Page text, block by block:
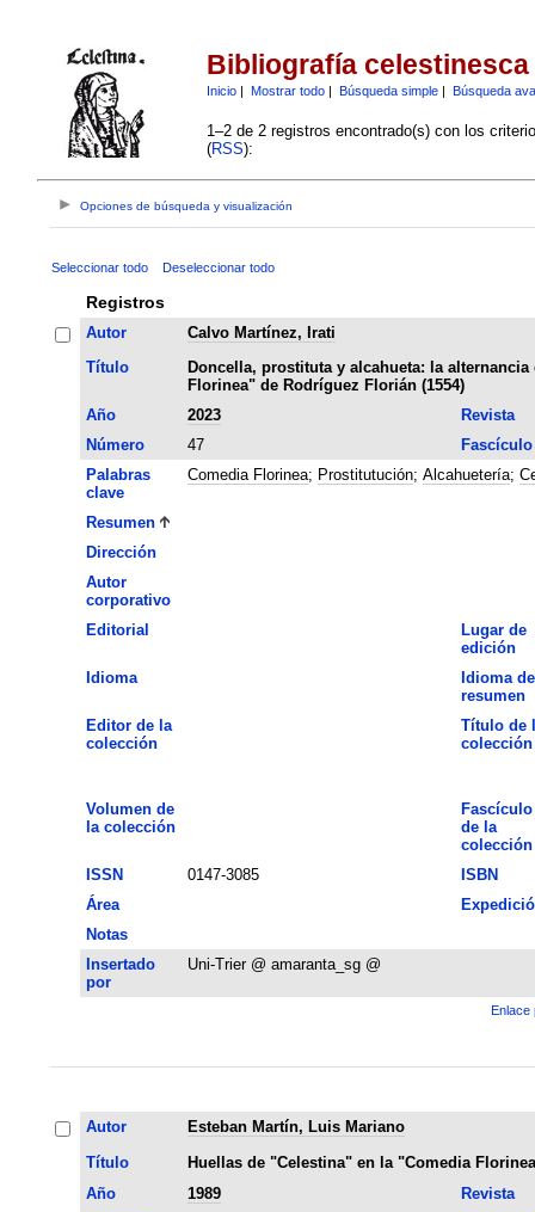
Bibliografía celestinesca
Inicio| Mostrar todo| Búsqueda simple| Búsqueda
1–2 de 2 registros encontrado(s) con los
(RSS):
Opciones de búsqueda y visualización
Seleccionar todo Deseleccionar todo
Registros
Autor
Calvo Martínez, Irati
Título
Doncella, prostituta y alcahueta: la
Florinea" de Rodríguez Florián (1554)
Año
2023
Revista
Número
47
Fascículo
Palabras
clave
Comedia Florinea; Prostitutución; Alcahuetería;
Resumen
Dirección
Autor
corporativo
Editorial
Lugar de
edición
Idioma
Idioma
resumen
Editor de la
colección
Título de
colección
Volumen de
la colección
Fascículo
de la
colección
ISSN
0147-3085
ISBN
Área
Notas
Insertado
por
Uni-Trier @ amaranta_sg @
Enlace
Autor
Esteban Martín, Luis Mariano
Título
Huellas de "Celestina" en la "Comedia
Año
1989
Revista